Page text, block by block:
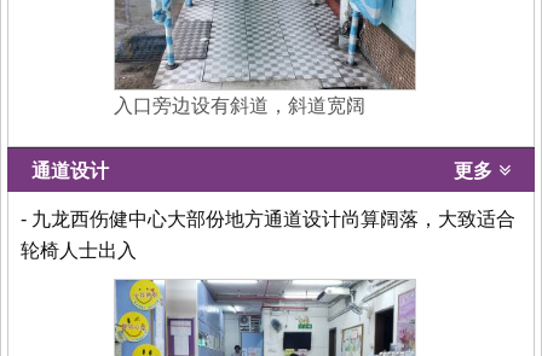
入口旁边设有斜道，斜道宽阔
通道设计 更多
- 九龙西伤健中心大部份地方通道设计尚算阔落，大致适合
轮椅人士出入